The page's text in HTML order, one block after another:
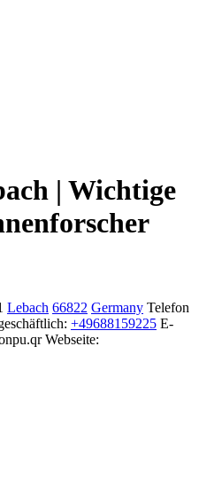
| Wichtige
Lebach 66822 Germany Telefon
: +49688159225 E-
Webseite: